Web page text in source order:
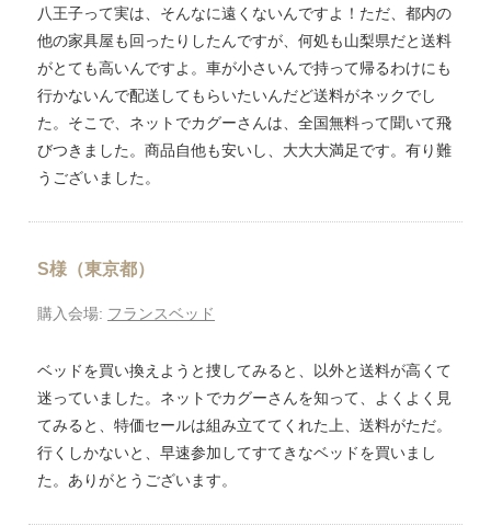
八王子って実は、そんなに遠くないんですよ！ただ、都内の
他の家具屋も回ったりしたんですが、何処も山梨県だと送料
がとても高いんですよ。車が小さいんで持って帰るわけにも
行かないんで配送してもらいたいんだど送料がネックでし
た。そこで、ネットでカグーさんは、全国無料って聞いて飛
びつきました。商品自他も安いし、大大大満足です。有り難
うございました。
S様（東京都）
購入会場: フランスベッド
ベッドを買い換えようと捜してみると、以外と送料が高くて
迷っていました。ネットでカグーさんを知って、よくよく見
てみると、特価セールは組み立ててくれた上、送料がただ。
行くしかないと、早速参加してすてきなベッドを買いまし
た。ありがとうございます。